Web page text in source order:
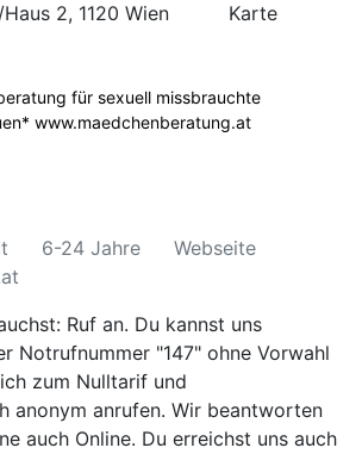
2, 1120 Wien
Karte
für sexuell missbrauchte
www.maedchenberatung.at
6-24 Jahre
Webseite
Ruf an. Du kannst uns
Notrufnummer "147" ohne Vorwahl
zum Nulltarif und
anonym anrufen. Wir beantworten
auch Online. Du erreichst uns auch